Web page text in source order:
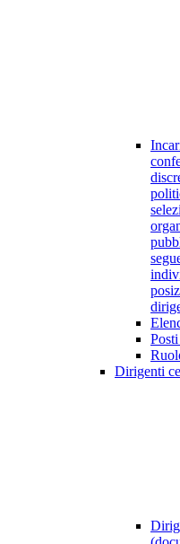
Dirigenti